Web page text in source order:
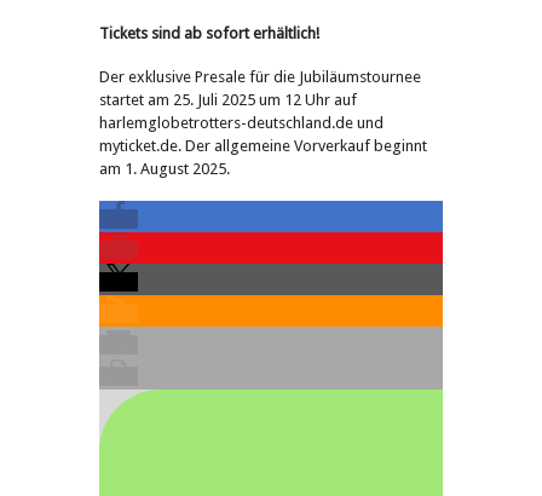
Tickets sind ab sofort erhältlich!
Der exklusive Presale für die Jubiläumstournee
startet am 25. Juli 2025 um 12 Uhr auf
harlemglobetrotters-deutschland.de und
myticket.de. Der allgemeine Vorverkauf beginnt
am 1. August 2025.